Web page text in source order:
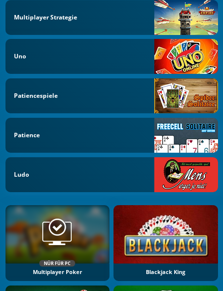
Multiplayer Strategie
Uno
Patiencespiele
Patience
Ludo
NÜR FÜR PC
Multiplayer Poker Blackjack King